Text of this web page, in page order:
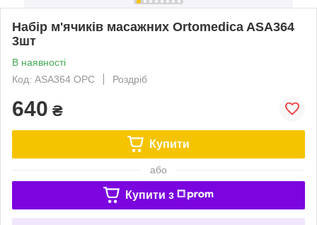
Набір м'ячиків масажних Ortomedica ASA364
3шт
В наявності
Код: ASA364 OPC
Роздріб
640 ₴
Купити
або
Купити з